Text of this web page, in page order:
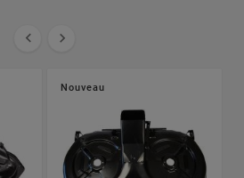
 
Nouveau